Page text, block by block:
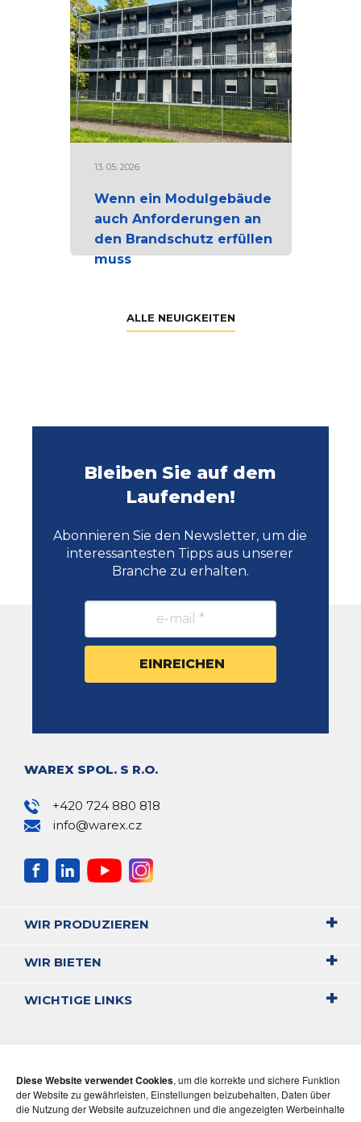
Diese Website verwendet Cookies, um die korrekte und sichere Funktion
der Website zu gewährleisten, Einstellungen beizubehalten, Daten über
die Nutzung der Website aufzuzeichnen und die angezeigten Werbeinhalte
13. 05. 2026
Wenn ein Modulgebäude
auch Anforderungen an
den Brandschutz erfüllen
muss
ALLE NEUIGKEITEN
Bleiben Sie auf dem
Laufenden!
Abonnieren Sie den Newsletter, um die
interessantesten Tipps aus unserer
Branche zu erhalten.
WAREX SPOL. S R.O.
+420 724 880 818
info@warex.cz
WIR PRODUZIEREN
WIR BIETEN
WICHTIGE LINKS